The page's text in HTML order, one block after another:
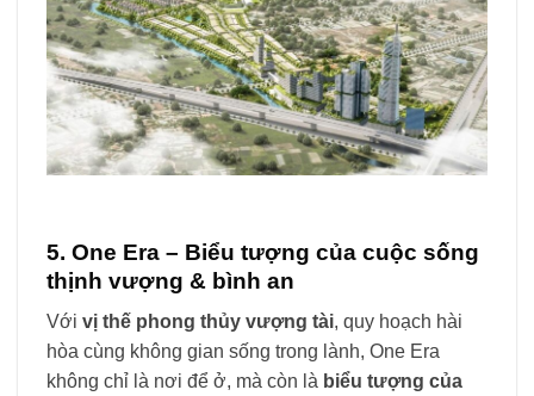
5. One Era – Biểu tượng của cuộc sống
thịnh vượng & bình an
Với vị thế phong thủy vượng tài, quy hoạch hài
hòa cùng không gian sống trong lành, One Era
không chỉ là nơi để ở, mà còn là biểu tượng của